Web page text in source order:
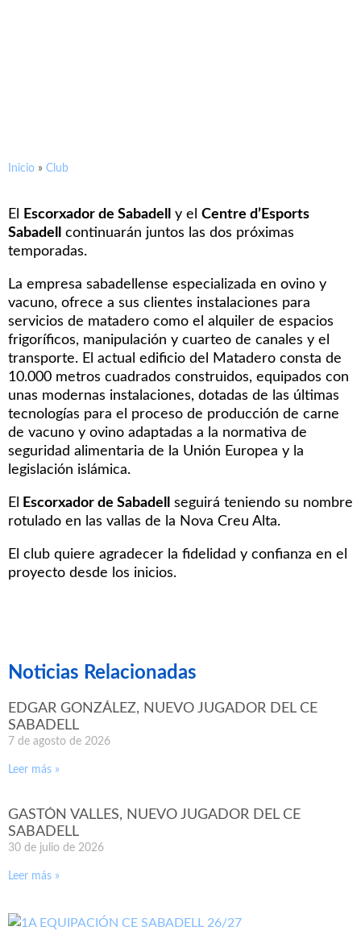
Inicio » Club
El Escorxador de Sabadell y el Centre d’Esports
Sabadell
continuarán juntos las dos próximas
temporadas.
La empresa sabadellense especializada en ovino y
vacuno, ofrece a sus clientes instalaciones para
servicios de matadero como el alquiler de espacios
frigoríficos, manipulación y cuarteo de canales y el
transporte. El actual edificio del Matadero consta de
10.000 metros cuadrados construidos, equipados con
unas modernas instalaciones, dotadas de las últimas
tecnologías para el proceso de producción de carne
de vacuno y ovino adaptadas a la normativa de
seguridad alimentaria de la Unión Europea y la
legislación islámica.
El Escorxador de Sabadell
seguirá teniendo su nombre
rotulado en las vallas de la Nova Creu Alta.
El club quiere agradecer la fidelidad y confianza en el
proyecto desde los inicios.
Noticias Relacionadas
EDGAR GONZÁLEZ, NUEVO JUGADOR DEL CE
SABADELL
7 de agosto de 2026
Leer más »
GASTÓN VALLES, NUEVO JUGADOR DEL CE
SABADELL
30 de julio de 2026
Leer más »